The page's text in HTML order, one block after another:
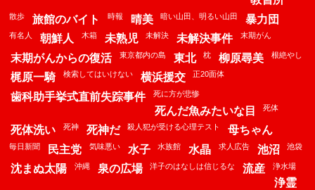
散歩 旅館のバイト 時報 晴美 暗い山田、明るい山田 暴力団
有名人 朝鮮人 木箱 未熟児 未解決 未解決事件 末期がん
末期がんからの復活 東京都内の島 東北 枕 柳原尋美 根絶やし
梶原一騎 検索してはいけない 横浜援交 正20面体
歯科助手挙式直前失踪事件 死に方が悲惨
死んだ魚みたいな目 死体
死体洗い 死神 死神だ 殺人犯が受ける心理テスト 母ちゃん
毎日新聞 民主党 気味悪い 水子 水族館 水晶 求人広告 池沼 池袋
沈まぬ太陽 沖縄 泉の広場 洋子のはなしは信じるな 流産 浄水場
浄霊